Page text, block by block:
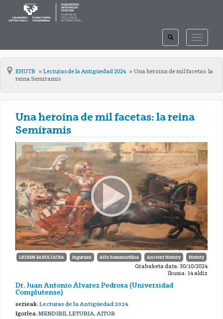
TOGGLE
TOGGLE
SEARCH
EHUTB Lecturas de la Antigüedad 2024
Una heroína de mil facetas: la
reina Semíramis
Una heroína de mil facetas: la reina
Semíramis
LETREN FAKULTATEA Inguruan Arlo humanistikoa Ancient History History
Grabaketa data: 30/10/2024
Ikusia: 14 aldiz
Dr. Juan Antonio Álvarez Pedrosa (Universidad
Complutense)
serieak:Lecturas de la Antigüedad 2024
Igorlea:MENDIBIL LETURIA, AITOR